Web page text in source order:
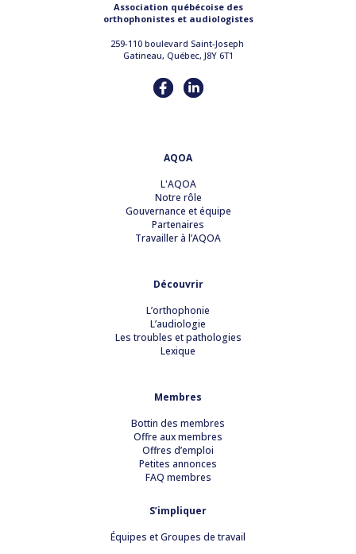
Association québécoise des
orthophonistes et audiologistes
259-110 boulevard Saint-Joseph
Gatineau, Québec, J8Y 6T1
AQOA
L'AQOA
Notre rôle
Gouvernance et équipe
Partenaires
Travailler à l’AQOA
Découvrir
L’orthophonie
L’audiologie
Les troubles et pathologies
Lexique
Membres
Bottin des membres
Offre aux membres
Offres d’emploi
Petites annonces
FAQ membres
S’impliquer
Équipes et Groupes de travail